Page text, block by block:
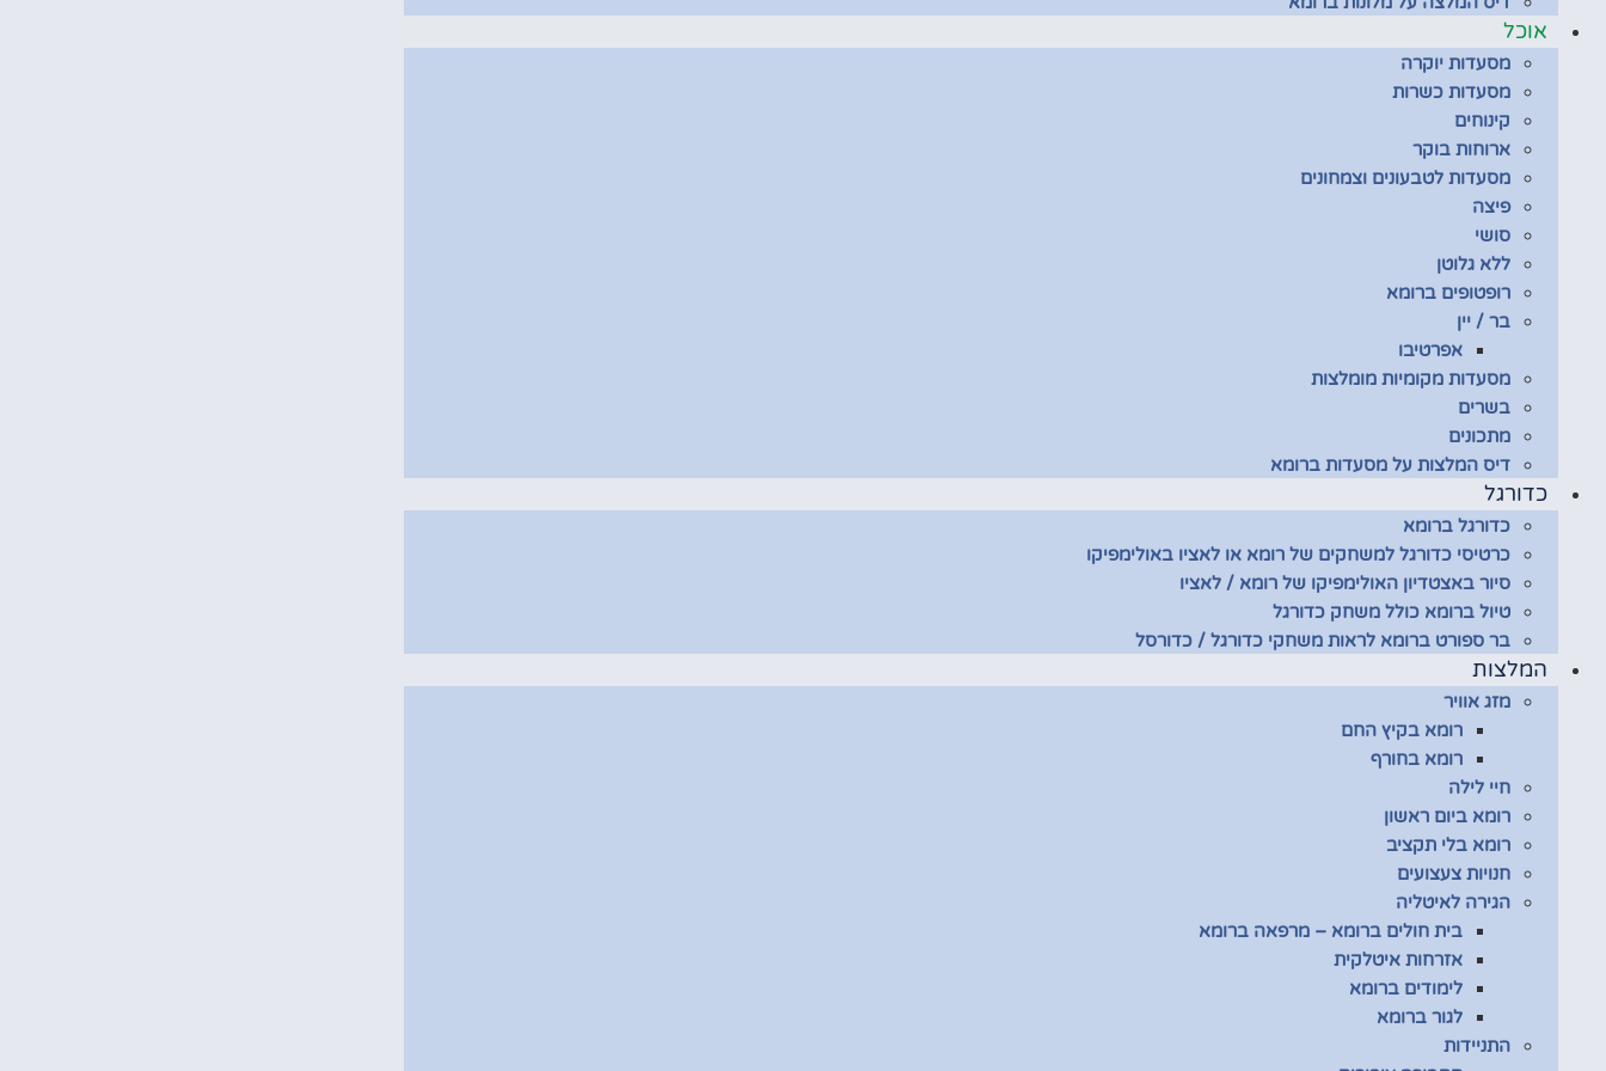
אוכל
מסעדות יוקרה
מסעדות כשרות
קינוחים
ארוחות בוקר
מסעדות לטבעונים וצמחונים
פיצה
סושי
ללא גלוטן
רופטופים ברומא
בר / יין
אפרטיבו
מסעדות מקומיות מומלצות
בשרים
מתכונים
דיס המלצות על מסעדות ברומא
כדורגל
כדורגל ברומא
כרטיסי כדורגל למשחקים של רומא או לאציו באולימפיקו
סיור באצטדיון האולימפיקו של רומא / לאציו
טיול ברומא כולל משחק כדורגל
בר ספורט ברומא לראות משחקי כדורגל / כדורסל
המלצות
מזג אוויר
רומא בקיץ החם
רומא בחורף
חיי לילה
רומא ביום ראשון
רומא בלי תקציב
חנויות צעצועים
הגירה לאיטליה
בית חולים ברומא – מרפאה ברומא
אזרחות איטלקית
לימודים ברומא
לגור ברומא
התניידות